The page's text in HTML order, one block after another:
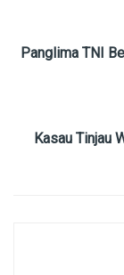
Panglima TNI
Kasau Tinjau